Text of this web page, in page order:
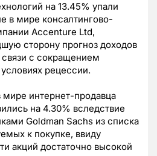
на 13.45% упали
в мире консалтингово-
Accenture Ltd,
сторону прогноз доходов
с сокращением
условиях рецессии.
интернет-продавца
на 4.30% вследствие
Goldman Sachs из списка
к покупке, ввиду
акций достаточно высокой